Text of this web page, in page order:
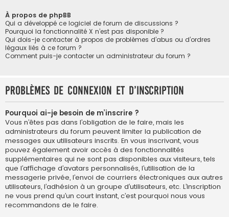
À propos de phpBB
Qui a développé ce logiciel de forum de discussions ?
Pourquoi la fonctionnalité X n’est pas disponible ?
Qui dois-je contacter à propos de problèmes d’abus ou d’ordres
légaux liés à ce forum ?
Comment puis-je contacter un administrateur du forum ?
Problèmes de connexion et d’inscription
Pourquoi ai-je besoin de m’inscrire ?
Vous n’êtes pas dans l’obligation de le faire, mais les
administrateurs du forum peuvent limiter la publication de
messages aux utilisateurs inscrits. En vous inscrivant, vous
pouvez également avoir accès à des fonctionnalités
supplémentaires qui ne sont pas disponibles aux visiteurs, tels
que l’affichage d’avatars personnalisés, l’utilisation de la
messagerie privée, l’envoi de courriers électroniques aux autres
utilisateurs, l’adhésion à un groupe d’utilisateurs, etc. L’inscription
ne vous prend qu’un court instant, c’est pourquoi nous vous
recommandons de le faire.